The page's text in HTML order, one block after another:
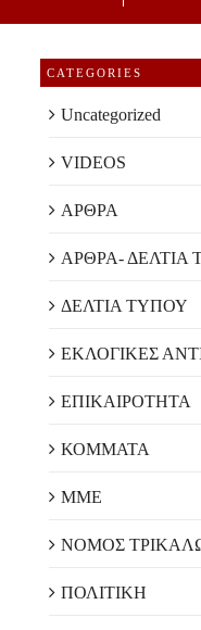
CATEGORIES
Uncategorized
VIDEOS
ΑΡΘΡΑ
ΑΡΘΡΑ- ΔΕΛΤΙΑ
ΔΕΛΤΙΑ ΤΥΠΟΥ
ΕΚΛΟΓΙΚΕΣ
ΕΠΙΚΑΙΡΟΤΗΤΑ
ΚΟΜΜΑΤΑ
ΜΜΕ
ΝΟΜΟΣ
ΠΟΛΙΤΙΚΗ